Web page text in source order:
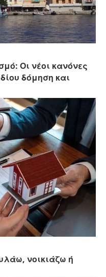
Οι νέοι κανόνες
δόμηση και
νοικιάζω ή